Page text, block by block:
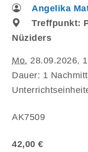
Angelika
Treffpunkt:
Nüziders
Mo. 28.09.2026,
Dauer: 1
AK7509
42,00 €